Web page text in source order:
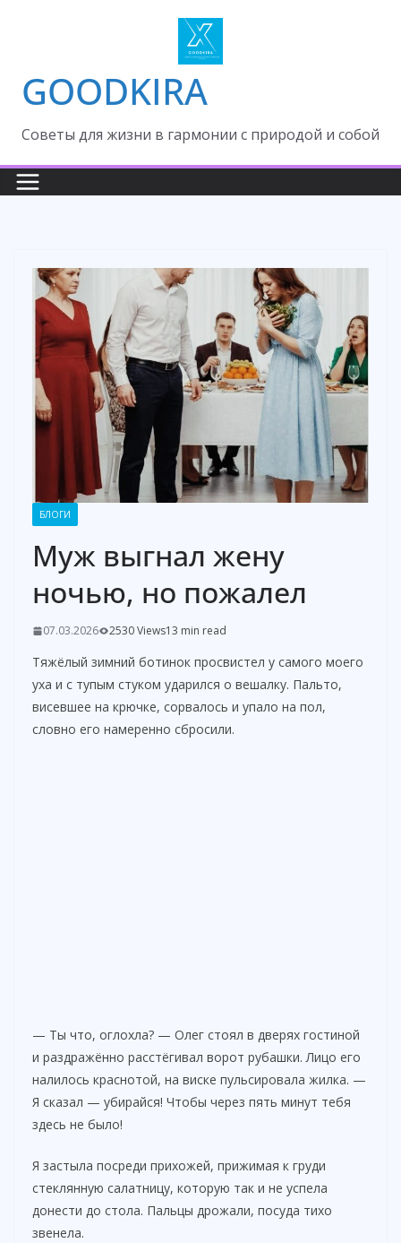
GOODKIRA
Cоветы для жизни в гармонии с природой и собой
БЛОГИ
Муж выгнал жену
ночью, но пожалел
07.03.2026 2530 Views13 min read
Тяжёлый зимний ботинок просвистел у самого моего
уха и с тупым стуком ударился о вешалку. Пальто,
висевшее на крючке, сорвалось и упало на пол,
словно его намеренно сбросили.
— Ты что, оглохла? — Олег стоял в дверях гостиной
и раздражённо расстёгивал ворот рубашки. Лицо его
налилось краснотой, на виске пульсировала жилка. —
Я сказал — убирайся! Чтобы через пять минут тебя
здесь не было!
Я застыла посреди прихожей, прижимая к груди
стеклянную салатницу, которую так и не успела
донести до стола. Пальцы дрожали, посуда тихо
звенела.